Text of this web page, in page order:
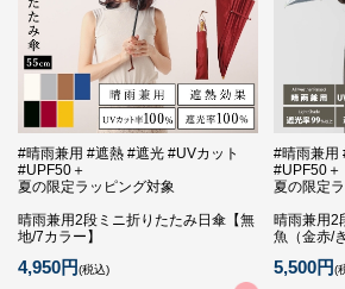
#晴雨兼用 #遮熱 #遮光 #UVカット
#UPF50＋
夏の限定ラッピング対象
晴雨兼用2段ミニ折りたたみ日傘【無
地/7カラー】
4,950円(税込)
#晴雨兼用
#UPF50＋
夏の限定
晴雨兼用2
魚（金赤/
5,500円(